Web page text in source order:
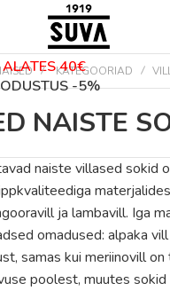
40€
-5%
KATEGOORIAD
NAISTE
naiste villased sokid
ja lambavill. Iga
omadused: alpaka
samas kui meriinovill on
poolest, muutes